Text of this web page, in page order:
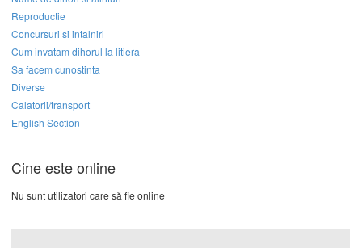
Reproductie
Concursuri si intalniri
Cum invatam dihorul la litiera
Sa facem cunostinta
Diverse
Calatorii/transport
English Section
Cine este online
Nu sunt utilizatori care să fie online